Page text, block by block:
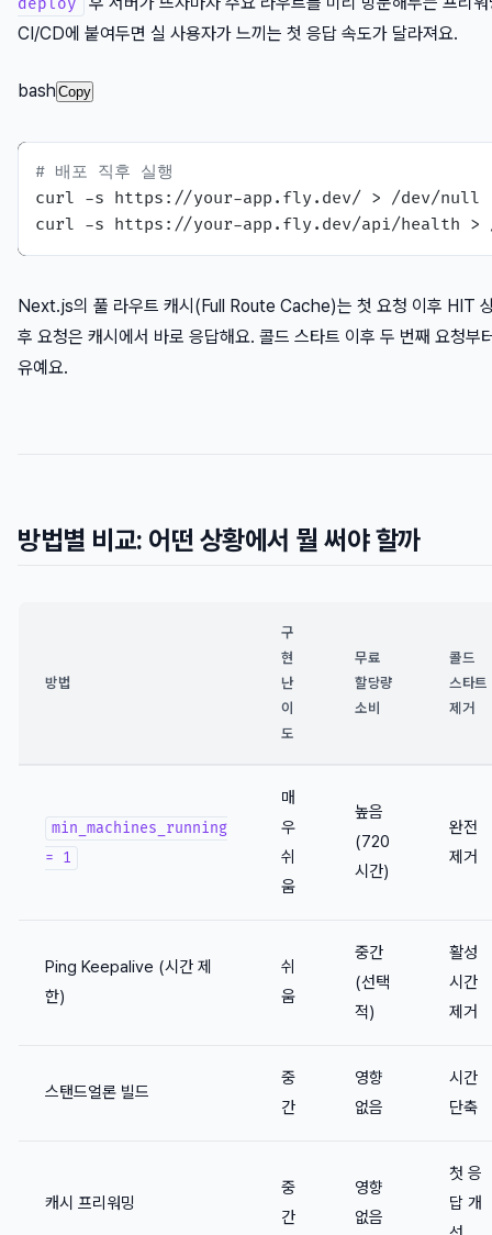
deploy
CI/CD에 붙여두면 실 사용자가 느끼는 첫 응답 속도가 달라져요.
bash Copy
# 배포 직후 실행
curl -s https://your-app.fly.dev/ > /dev/null
Next.js의 풀 라우트 캐시(Full Route Cache)는 첫 요청 이후 HIT
후 요청은 캐시에서 바로 응답해요. 콜드 스타트 이후 두 번째 요청부
유예요.
방법별 비교: 어떤 상황에서 뭘 써야 할까
방법
구
현
난
이
도
무료
할당량
소비
콜드
스타트
제거
min_machines_running
= 1
매
우
쉬
움
높음
(720
시간)
완전
제거
Ping Keepalive (시간 제
한)
쉬
움
중간
(선택
적)
활성
시간
제거
스탠드얼론 빌드
중
간
영향
없음
시간
단축
캐시 프리워밍
중
간
영향
없음
첫 응
답 개